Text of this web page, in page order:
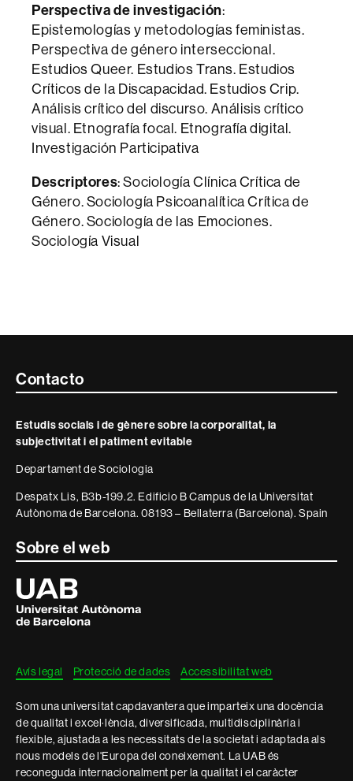
Perspectiva de investigación:
Epistemologías y metodologías feministas.
Perspectiva de género interseccional.
Estudios Queer. Estudios Trans. Estudios
Críticos de la Discapacidad. Estudios Crip.
Análisis crítico del discurso. Análisis crítico
visual. Etnografía focal. Etnografía digital.
Investigación Participativa
Descriptores: Sociología Clínica Crítica de
Género. Sociología Psicoanalítica Crítica de
Género. Sociología de las Emociones.
Sociología Visual
Contacte
informació
legal
Contacto
Estudis socials i de gènere sobre la corporalitat, la
subjectivitat i el patiment evitable
Departament de Sociologia
Despatx Lis, B3b-199.2. Edificio B Campus de la Universitat
Autònoma de Barcelona. 08193 – Bellaterra (Barcelona). Spain
Sobre el web
Universitat
Autònoma
de
Barcelona
Avís legal Protecció de dades Accessibilitat web
Som una universitat capdavantera que imparteix una docència
de qualitat i excel·lència, diversificada, multidisciplinària i
flexible, ajustada a les necessitats de la societat i adaptada als
nous models de l'Europa del coneixement. La UAB és
reconeguda internacionalment per la qualitat i el caràcter